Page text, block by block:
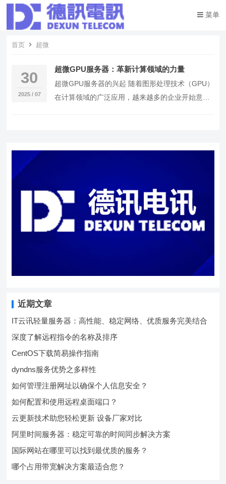
菜单
首页 超微
30
2025 / 07
超微GPU服务器：革新计算领域的力量
超微GPU服务器的兴起 随着图形处理技术（GPU）
在计算领域的广泛应用，越来越多的企业开始意识
近期文章
IT云讯轻量服务器：高性能、稳定网络、优质服务完美结合
深度了解远程指令的名称及排序
CentOS下载简易操作指南
dyndns服务优势之多样性
如何管理注册网址以确保个人信息安全？
如何配置和使用远程桌面端口？
云更新技术助您轻松更新 设备厂家对比
阿里时间服务器：稳定可靠的时间同步解决方案
国际网站在哪里可以找到最优质的服务？
哪个占用带宽解决方案最适合您？